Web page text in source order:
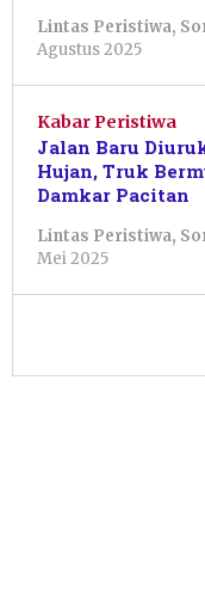
Lintas Peristiwa,
Agustus 2025
Kabar Peristiwa
Jalan Baru
Hujan, Truk
Damkar Pacitan
Lintas Peristiwa,
Mei 2025